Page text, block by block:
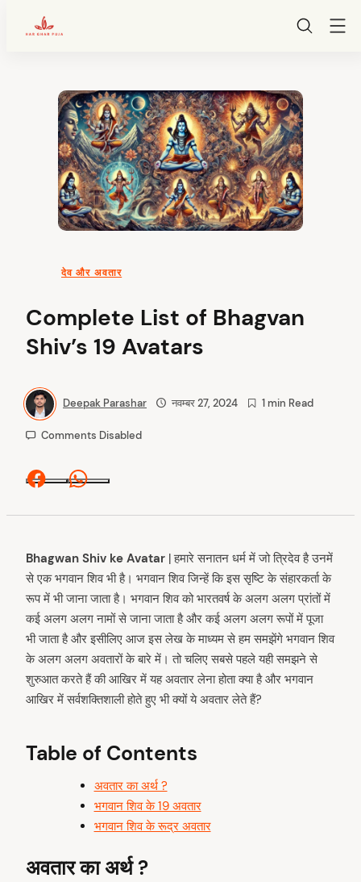
देव और अवतार
Complete List of Bhagvan
Shiv’s 19 Avatars
Deepak Parashar नवम्बर 27, 2024 1 min Read
Comments Disabled
Facebook
Bhagwan Shiv ke Avatar | हमारे सनातन धर्म में जो त्रिदेव है उनमें
से एक भगवान शिव भी है। भगवान शिव जिन्हें कि इस सृष्टि के संहारकर्ता के
रूप में भी जाना जाता है। भगवान शिव को भारतवर्ष के अलग अलग प्रांतों में
कई अलग अलग नामों से जाना जाता है और कई अलग अलग रूपों में पूजा
भी जाता है और इसीलिए आज इस लेख के माध्यम से हम समझेंगे भगवान शिव
के अलग अलग अवतारों के बारे में। तो चलिए सबसे पहले यही समझने से
शुरुआत करते हैं की आखिर में यह अवतार लेना होता क्या है और भगवान
आखिर में सर्वशक्तिशाली होते हुए भी क्यों ये अवतार लेते हैं?
Table of Contents
अवतार का अर्थ ?
भगवान शिव के 19 अवतार
भगवान शिव के रूद्र अवतार
अवतार का अर्थ ?